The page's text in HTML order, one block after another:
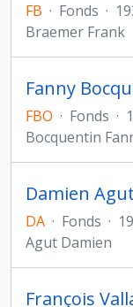
FB · Fonds ·
Braemer Frank
FBO · Fonds ·
Bocquentin
DA · Fonds ·
Agut Damien